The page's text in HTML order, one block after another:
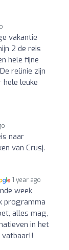
vakantie
2 de reis
hele fijne
reünie zijn
leuke
naar
van Crusj.
1 year ago
week
programma
alles mag,
in het